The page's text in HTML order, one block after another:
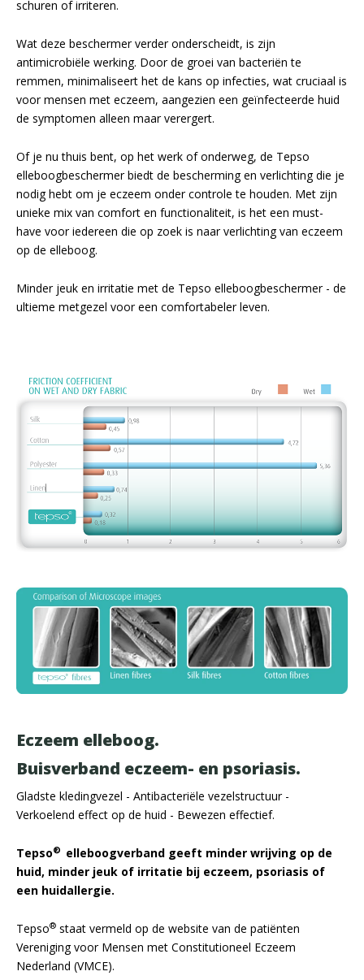
schuren of irriteren.
Wat deze beschermer verder onderscheidt, is zijn
antimicrobiële werking. Door de groei van bacteriën te
remmen, minimaliseert het de kans op infecties, wat cruciaal is
voor mensen met eczeem, aangezien een geïnfecteerde huid
de symptomen alleen maar verergert.
Of je nu thuis bent, op het werk of onderweg, de Tepso
elleboogbeschermer biedt de bescherming en verlichting die je
nodig hebt om je eczeem onder controle te houden. Met zijn
unieke mix van comfort en functionaliteit, is het een must-
have voor iedereen die op zoek is naar verlichting van eczeem
op de elleboog.
Minder jeuk en irritatie met de Tepso elleboogbeschermer - de
ultieme metgezel voor een comfortabeler leven.
Eczeem elleboog.
Buisverband eczeem- en psoriasis.
Gladste kledingvezel - Antibacteriële vezelstructuur -
Verkoelend effect op de huid - Bewezen effectief.
Tepso® elleboogverband geeft minder wrijving op de
huid, minder jeuk of irritatie bij eczeem, psoriasis of
een huidallergie.
Tepso® staat vermeld op de website van de patiënten
Vereniging voor Mensen met Constitutioneel Eczeem
Nederland (VMCE).